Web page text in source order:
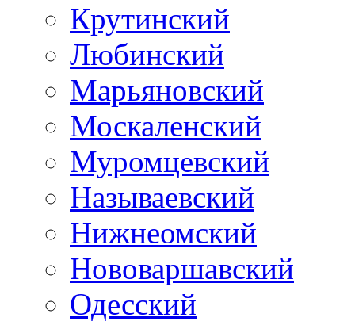
Крутинский
Любинский
Марьяновский
Москаленский
Муромцевский
Называевский
Нижнеомский
Нововаршавский
Одесский